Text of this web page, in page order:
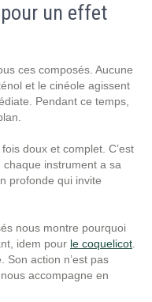
un effet
ces composés. Aucune
et le cinéole agissent
Pendant ce temps,
doux et complet. C’est
instrument a sa
profonde qui invite
nous montre pourquoi
idem pour le coquelicot
Son action n’est pas
accompagne en